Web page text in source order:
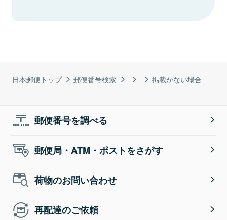
日本郵便トップ 郵便番号検索 掲載がない場合
郵便番号を調べる
郵便局・ATM・ポストをさがす
荷物のお問い合わせ
再配達のご依頼